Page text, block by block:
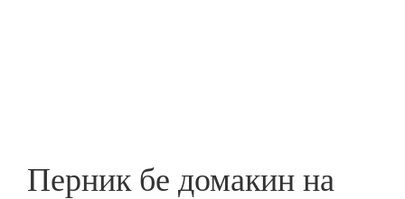
Перник бе домакин на